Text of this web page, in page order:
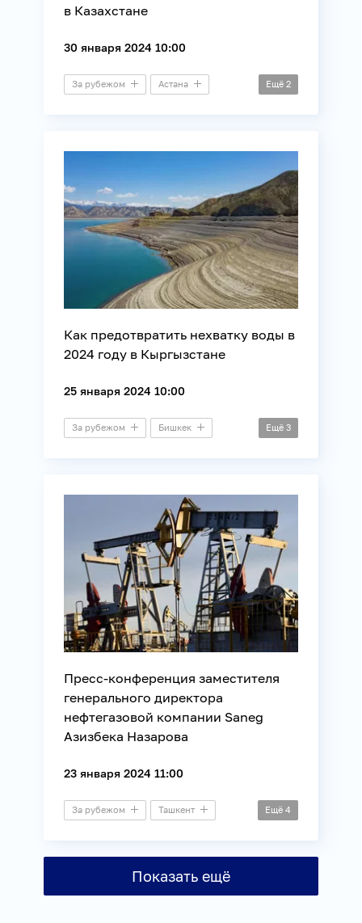
в Казахстане
30 января 2024 10:00
За рубежом Астана Ещё 2
Как предотвратить нехватку воды в
2024 году в Кыргызстане
25 января 2024 10:00
За рубежом Бишкек Ещё 3
Пресс-конференция заместителя
генерального директора
нефтегазовой компании Saneg
Азизбека Назарова
23 января 2024 11:00
За рубежом Ташкент
Международные отношения
Энергетика
Ещё 4
Показать ещё